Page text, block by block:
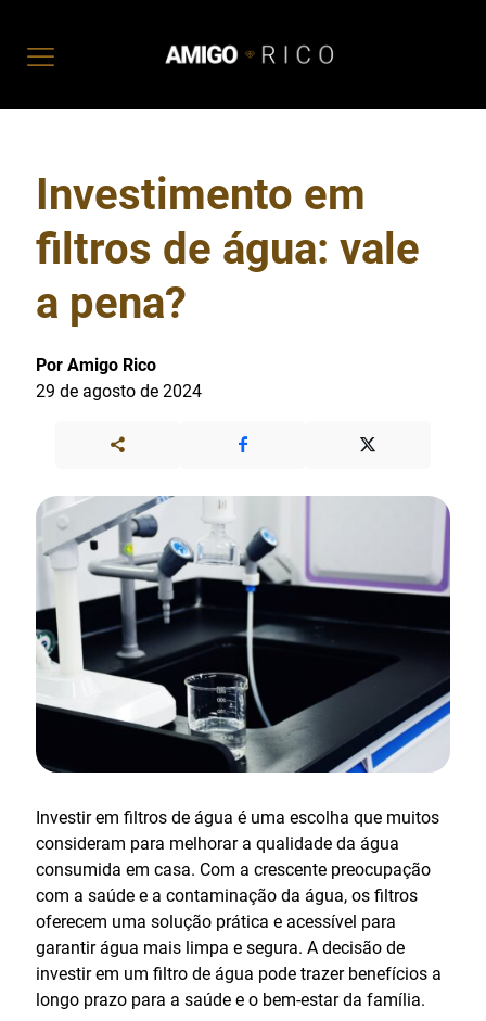
Investimento em
filtros de água: vale
a pena?
Por Amigo Rico
29 de agosto de 2024
Investir em filtros de água é uma escolha que muitos
consideram para melhorar a qualidade da água
consumida em casa. Com a crescente preocupação
com a saúde e a contaminação da água, os filtros
oferecem uma solução prática e acessível para
garantir água mais limpa e segura. A decisão de
investir em um filtro de água pode trazer benefícios a
longo prazo para a saúde e o bem-estar da família.